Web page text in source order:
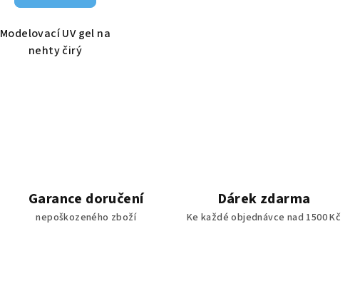
Modelovací UV gel na
nehty čirý
Garance doručení
nepoškozeného zboží
Dárek zdarma
Ke každé objednávce nad 1500 Kč